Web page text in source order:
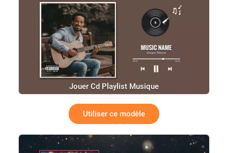
Jouer Cd Playlist Musique
Utiliser ce modèle